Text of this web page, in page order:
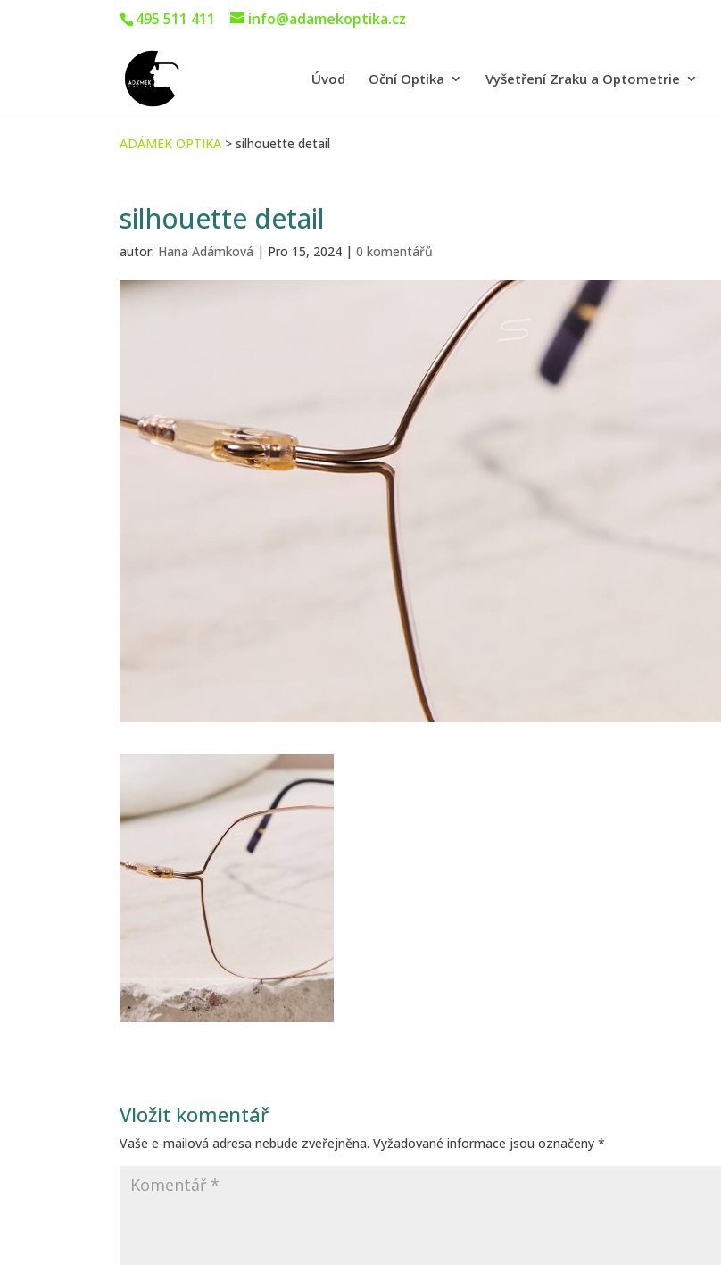
495 511 411 info@adamekoptika.cz
Úvod Oční Optika Vyšetření Zraku a Optometrie
ADÁMEK OPTIKA >silhouette detail
silhouette detail
autor: Hana Adámková | Pro 15, 2024 |0 komentářů
Vložit komentář
Vaše e-mailová adresa nebude zveřejněna. Vyžadované informace jsou označeny*